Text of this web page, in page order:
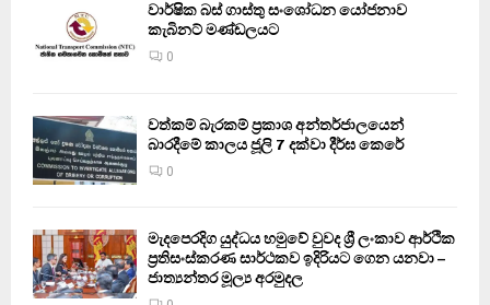
වාර්ෂික බස් ගාස්තු සංශෝධන යෝජනාව
කැබිනට් මණ්ඩලයට
0
වත්කම් බැරකම් ප්‍රකාශ අන්තර්ජාලයෙන්
බාරදීමේ කාලය ජූලි 7 දක්වා දීර්ඝ කෙරේ
0
මැදපෙරදිග යුද්ධය හමුවේ වුවද ශ්‍රී ලංකාව ආර්ථික
ප්‍රතිසංස්කරණ සාර්ථකව ඉදිරියට ගෙන යනවා –
ජාත්‍යන්තර මූල්‍ය අරමුදල